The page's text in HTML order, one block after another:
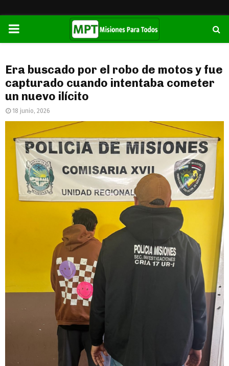
PRIMARY
Era buscado por el robo de motos y fue
capturado cuando intentaba cometer
un nuevo ilícito
18 junio, 2026